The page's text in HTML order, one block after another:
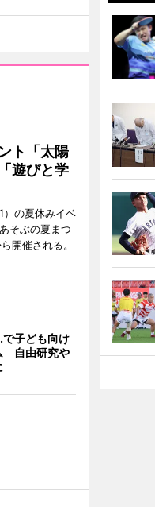
ト「太陽
遊びと学
）の夏休みイベ
そぶの夏まつ
開催される。
子ども向け
自由研究や